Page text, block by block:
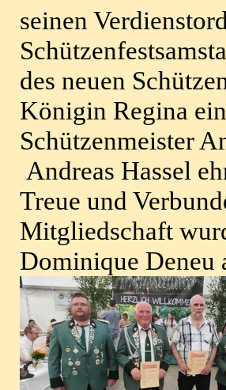
seinen
des neuen
Königin Regina
Schützenmeister
Andreas Hassel
Treue und
Mitgliedschaft
Dominique Deneu